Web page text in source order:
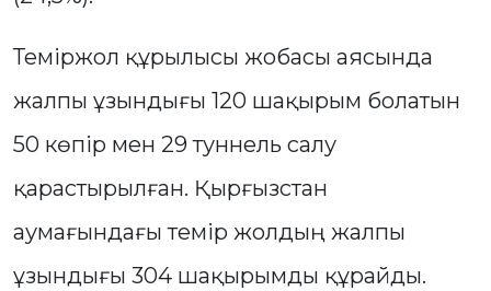
Теміржол құрылысы жобасы аясында
жалпы ұзындығы 120 шақырым болатын
50 көпір мен 29 туннель салу
қарастырылған. Қырғызстан
аумағындағы темір жолдың жалпы
ұзындығы 304 шақырымды құрайды.